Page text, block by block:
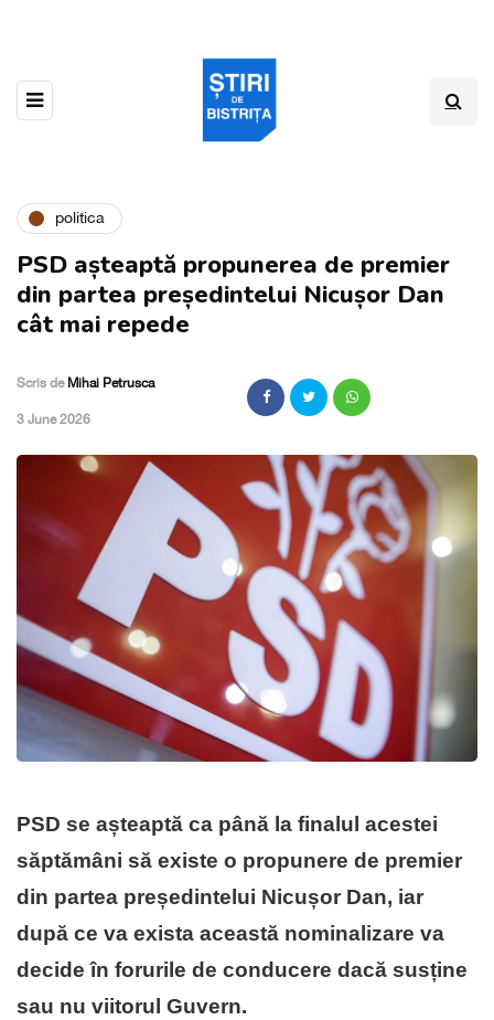
politica
PSD așteaptă propunerea de premier
din partea președintelui Nicușor Dan
cât mai repede
Scris de Mihai Petrusca
,3 June 2026
PSD se așteaptă ca până la finalul acestei
săptămâni să existe o propunere de premier
din partea președintelui Nicușor Dan, iar
după ce va exista această nominalizare va
decide în forurile de conducere dacă susține
sau nu viitorul Guvern.